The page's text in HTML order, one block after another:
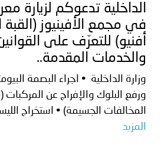
الداخلية تدعوكم لزيارة
في مجمع الأفينيوز (القبة
أفنيو) للتعرّف على
والخدمات المقدمة..
وزارة الداخلية • اجراء البصمة
ورفع البلوك والإفراج عن
المخالفات الجسيمة) • استخراج
المزيد